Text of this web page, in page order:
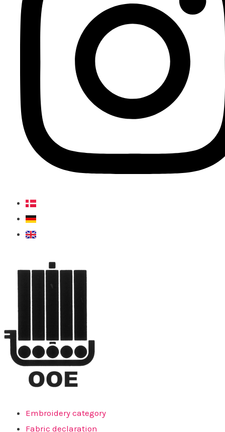
Embroidery category
Fabric declaration